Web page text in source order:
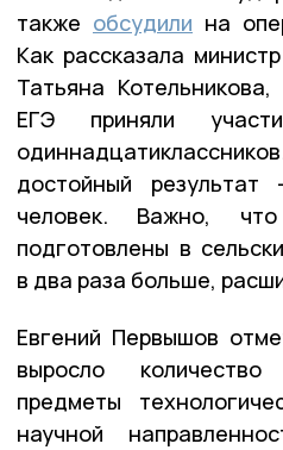
также обсудили на
Как рассказала
Татьяна
ЕГЭ приняли
достойный
человек. Важно,
подготовлены в
в два раза больше,
Евгений Первышов
выросло
предметы
научной